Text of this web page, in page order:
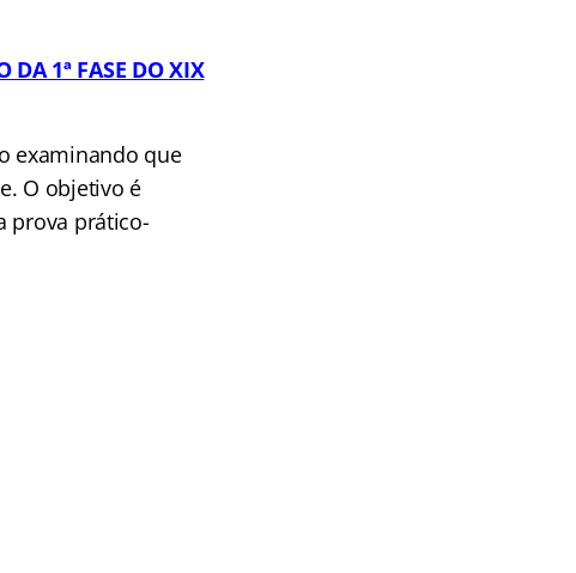
DA 1ª FASE DO XIX
examinando que
O objetivo é
prova prático-